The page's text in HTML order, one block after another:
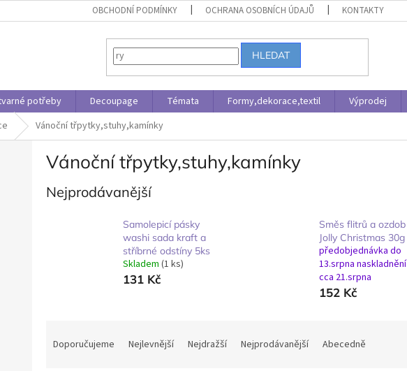
OBCHODNÍ PODMÍNKY OCHRANA OSOBNÍCH ÚDAJŮ KONTAKTY
HLEDAT
potřeby Decoupage Témata Formy,dekorace,textil Výprodej
Vánoční třpytky,stuhy,kamínky
Vánoční třpytky,stuhy,kamínky
Nejprodávanější
Samolepicí pásky
washi sada kraft a
stříbrné odstíny 5ks
Skladem (1 ks)
131 Kč
Směs flitrů a ozdob
Jolly Christmas 30g
předobjednávka do
13.srpna naskladnění
cca 21.srpna
152 Kč
aDoporučujeme Nejlevnější Nejdražší Nejprodávanější Abecedně